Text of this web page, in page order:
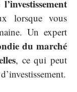
lorsque vous
Un expert
du marché
, ce qui peut